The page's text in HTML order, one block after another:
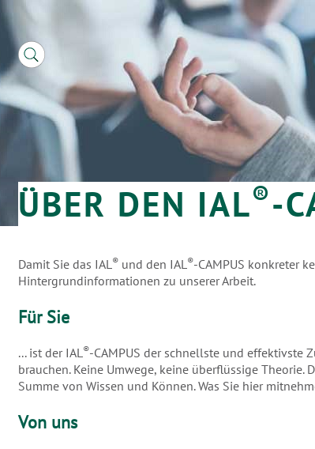
ÜBER DEN IAL®-
Damit Sie das IAL® und den IAL®-CAMPUS konkreter
Hintergrundinformationen zu unserer Arbeit.
Für Sie
... ist der IAL®-CAMPUS der schnellste und effektivste
brauchen. Keine Umwege, keine überflüssige Theorie.
Summe von Wissen und Können. Was Sie hier
Von uns